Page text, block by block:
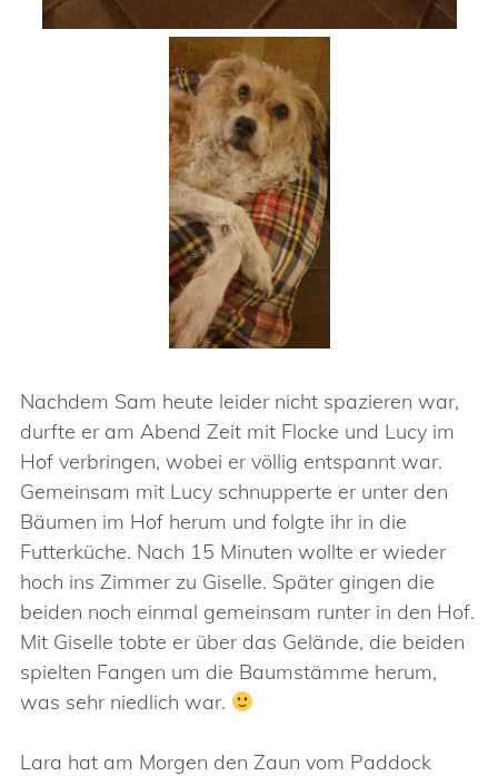
Nachdem Sam heute leider nicht spazieren war,
durfte er am Abend Zeit mit Flocke und Lucy im
Hof verbringen, wobei er völlig entspannt war.
Gemeinsam mit Lucy schnupperte er unter den
Bäumen im Hof herum und folgte ihr in die
Futterküche. Nach 15 Minuten wollte er wieder
hoch ins Zimmer zu Giselle. Später gingen die
beiden noch einmal gemeinsam runter in den Hof.
Mit Giselle tobte er über das Gelände, die beiden
spielten Fangen um die Baumstämme herum,
was sehr niedlich war.
Lara hat am Morgen den Zaun vom Paddock